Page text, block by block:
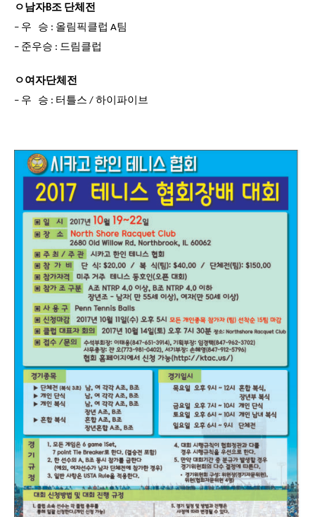
ㅇ남자B조 단체전
– 우 승 : 올림픽클럽 A팀
– 준우승 : 드림클럽
ㅇ여자단체전
– 우 승 : 터틀스 / 하이파이브